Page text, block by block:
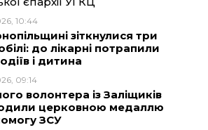
10:44
зіткнулися три
до лікарні потрапили
і дитина
09:14
волонтера із Заліщиків
церковною медаллю
ЗСУ